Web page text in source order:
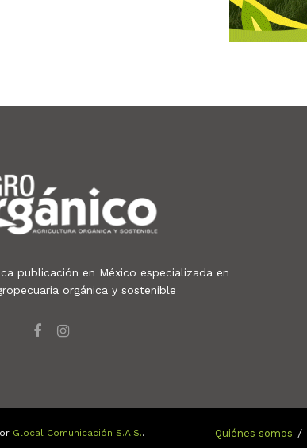
publicación en México especializada en
orgánica y sostenible
Quiénes somos
Glocal Comunicación S.A.S..